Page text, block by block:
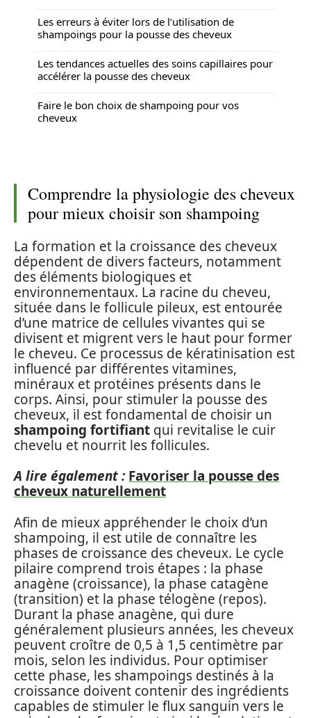
Les erreurs à éviter lors de l’utilisation de
shampoings pour la pousse des cheveux
Les tendances actuelles des soins capillaires pour
accélérer la pousse des cheveux
Faire le bon choix de shampoing pour vos
cheveux
Comprendre la physiologie des cheveux
pour mieux choisir son shampoing
La formation et la croissance des cheveux
dépendent de divers facteurs, notamment
des éléments biologiques et
environnementaux. La racine du cheveu,
située dans le follicule pileux, est entourée
d’une matrice de cellules vivantes qui se
divisent et migrent vers le haut pour former
le cheveu. Ce processus de kératinisation est
influencé par différentes vitamines,
minéraux et protéines présents dans le
corps. Ainsi, pour stimuler la pousse des
cheveux, il est fondamental de choisir un
shampoing fortifiant qui revitalise le cuir
chevelu et nourrit les follicules.
A lire également : Favoriser la pousse des
cheveux naturellement
Afin de mieux appréhender le choix d’un
shampoing, il est utile de connaître les
phases de croissance des cheveux. Le cycle
pilaire comprend trois étapes : la phase
anagène (croissance), la phase catagène
(transition) et la phase télogène (repos).
Durant la phase anagène, qui dure
généralement plusieurs années, les cheveux
peuvent croître de 0,5 à 1,5 centimètre par
mois, selon les individus. Pour optimiser
cette phase, les shampoings destinés à la
croissance doivent contenir des ingrédients
capables de stimuler le flux sanguin vers le